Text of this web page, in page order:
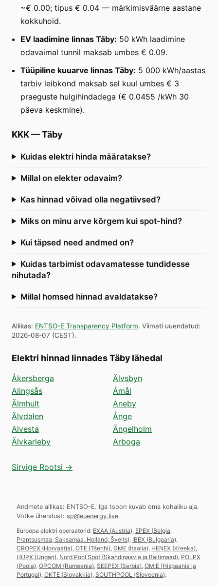
~€ 0.00; tipus € 0.04 — märkimisväärne aastane
kokkuhoid.
EV laadimine linnas Täby: 50 kWh laadimine
odavaimal tunnil maksab umbes € 0.09.
Tüüpiline kuuarve linnas Täby: 5 000 kWh/aastas
tarbiv leibkond maksab sel kuul umbes € 3
praeguste hulgihindadega (€ 0.0455 /kWh 30
päeva keskmine).
KKK—Täby
Kuidas elektri hinda määratakse?
Millal on elekter odavaim?
Kas hinnad võivad olla negatiivsed?
Miks on minu arve kõrgem kui spot-hind?
Kui täpsed need andmed on?
Kuidas tarbimist odavamatesse tundidesse
nihutada?
Millal homsed hinnad avaldatakse?
Allikas: ENTSO-E Transparency Platform. Viimati uuendatud:
2026-08-07 (CEST).
Elektri hinnad linnades Täby lähedal
Åkersberga
Alingsås
Älmhult
Älvdalen
Alvesta
Älvkarleby
Älvsbyn
Åmål
Aneby
Ånge
Ängelholm
Arboga
Sirvige Rootsi →
Andmete allikas: ENTSO-E. Iga tsoon kuvab oma kohaliku aja.
Võtke ühendust: sp@euenergy.live.
Euroopa elektri operaatorid: EXAA (Austria) EPEX (Belgia,
Prantsusmaa, Saksamaa, Holland, Šveits) IBEX (Bulgaaria)
CROPEX (Horvaatia) OTE (Tšehhi) GME (Itaalia) HENEX (Kreeka)
HUPX (Ungari) Nord Pool Spot (Skandinaavia ja Baltimaad) POLPX
(Poola) OPCOM (Rumeenia) SEEPEX (Serbia) OMIE (Hispaania ja
Portugal) OKTE (Slovakkia) SOUTHPOOL (Sloveenia).